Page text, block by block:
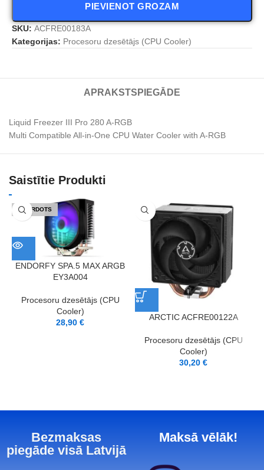
PIEVIENOT GROZAM
SKU: ACFRE00183A
Kategorijas: Procesoru dzesētājs (CPU Cooler)
APRAKSTS PIEGĀDE
Liquid Freezer III Pro 280 A-RGB
Multi Compatible All-in-One CPU Water Cooler with A-RGB
Saistītie Produkti
IZPĀRDOTS
ENDORFY SPA.5 MAX ARGB
EY3A004
Procesoru dzesētājs (CPU
Cooler)
28,90€
ARCTIC ACFRE00122A
Procesoru dzesētājs (CPU
Cooler)
30,20€
Bezmaksas
piegāde visā Latvijā
Maksā vēlāk!